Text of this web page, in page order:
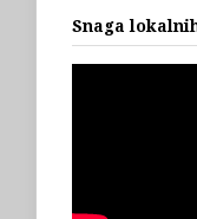
Snaga